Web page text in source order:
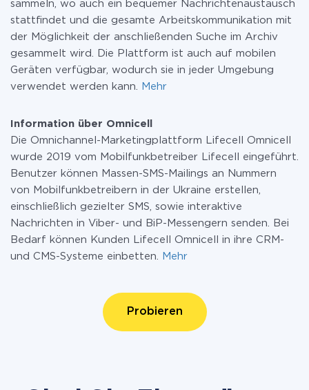
sammeln, wo auch ein bequemer Nachrichtenaustausch
stattfindet und die gesamte Arbeitskommunikation mit
der Möglichkeit der anschließenden Suche im Archiv
gesammelt wird. Die Plattform ist auch auf mobilen
Geräten verfügbar, wodurch sie in jeder Umgebung
verwendet werden kann.
Mehr
Information über Omnicell
Die Omnichannel-Marketingplattform Lifecell Omnicell
wurde 2019 vom Mobilfunkbetreiber Lifecell eingeführt.
Benutzer können Massen-SMS-Mailings an Nummern
von Mobilfunkbetreibern in der Ukraine erstellen,
einschließlich gezielter SMS, sowie interaktive
Nachrichten in Viber- und BiP-Messengern senden. Bei
Bedarf können Kunden Lifecell Omnicell in ihre CRM-
und CMS-Systeme einbetten.
Mehr
Probieren